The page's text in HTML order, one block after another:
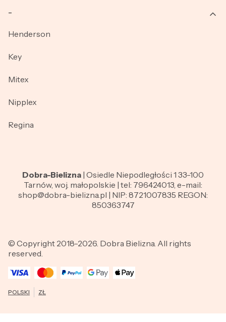
Henderson
Key
Mitex
Nipplex
Regina
Dobra-Bielizna | Osiedle Niepodległości 1 33-100
Tarnów, woj. małopolskie | tel: 796424013, e-mail:
shop@dobra-bielizna.pl | NIP: 8721007835 REGON:
850363747
© Copyright 2018-2026. Dobra Bielizna. All rights
reserved.
POLSKI ZŁ